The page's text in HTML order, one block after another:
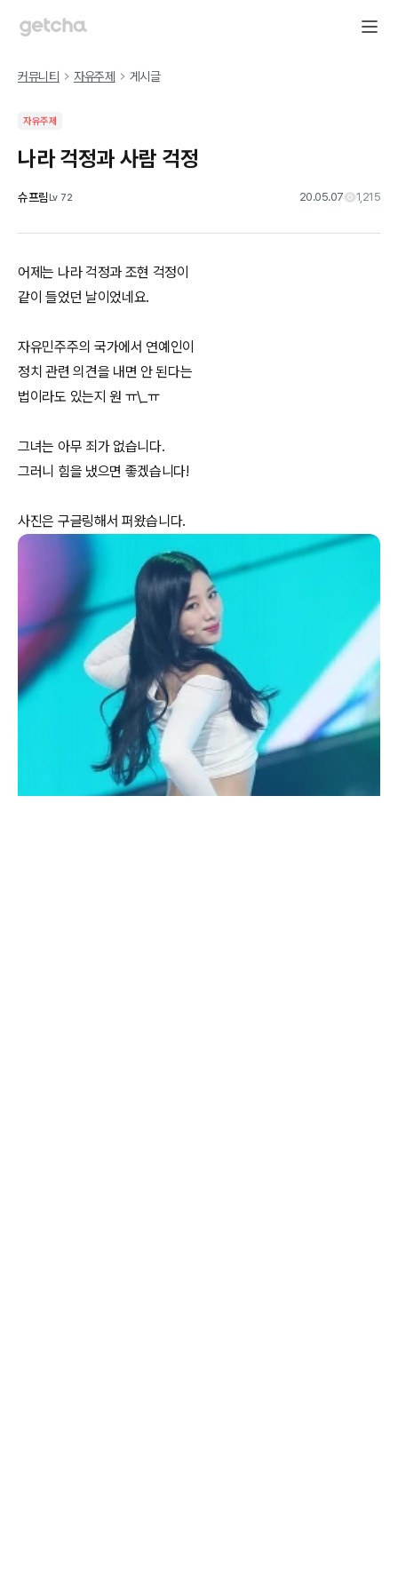
커뮤니티 자유주제 게시글
자유주제
나라 걱정과 사람 걱정
슈프림Lv 72 20.05.07 1,215
어제는 나라 걱정과 조현 걱정이
같이 들었던 날이었네요.
자유민주주의 국가에서 연예인이
정치 관련 의견을 내면 안 된다는
법이라도 있는지 원 ㅠ\_ㅠ
그녀는 아무 죄가 없습니다.
그러니 힘을 냈으면 좋겠습니다!
사진은 구글링해서 퍼왔습니다.